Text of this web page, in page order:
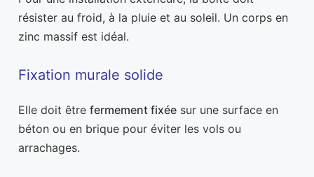
résister au froid, à la pluie et au soleil. Un corps en
zinc massif est idéal.
Fixation murale solide
Elle doit être fermement fixée sur une surface en
béton ou en brique pour éviter les vols ou
arrachages.